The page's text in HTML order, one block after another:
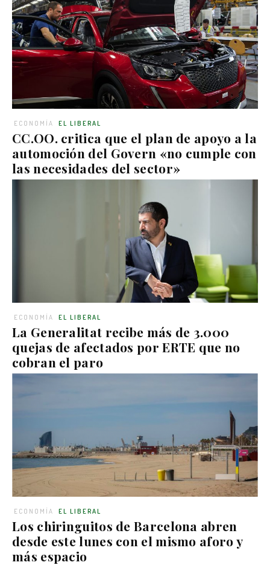
CC.OO. critica que el plan de apoyo a la
automoción del Govern «no cumple con
las necesidades del sector»
ECONOMÍA EL LIBERAL
La Generalitat recibe más de 3.000
quejas de afectados por ERTE que no
cobran el paro
ECONOMÍA EL LIBERAL
Los chiringuitos de Barcelona abren
desde este lunes con el mismo aforo y
más espacio
ECONOMÍA EL LIBERAL